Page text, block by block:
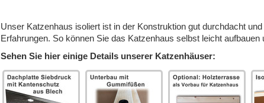
Unser Katzenhaus isoliert ist in der Konstruktion gut durchdacht
Erfahrungen. So können Sie das Katzenhaus selbst leicht aufbauen
Sehen Sie hier einige Details unserer Katzenhäuser: